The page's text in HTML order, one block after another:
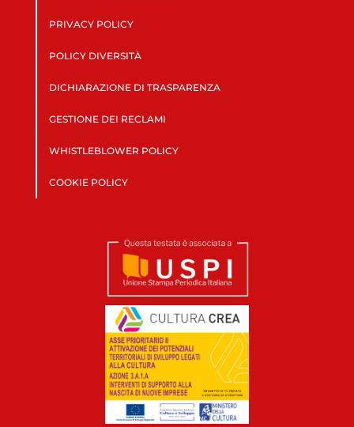
PRIVACY POLICY
POLICY DIVERSITÀ
DICHIARAZIONE DI TRASPARENZA
GESTIONE DEI RECLAMI
WHISTLEBLOWER POLICY
COOKIE POLICY